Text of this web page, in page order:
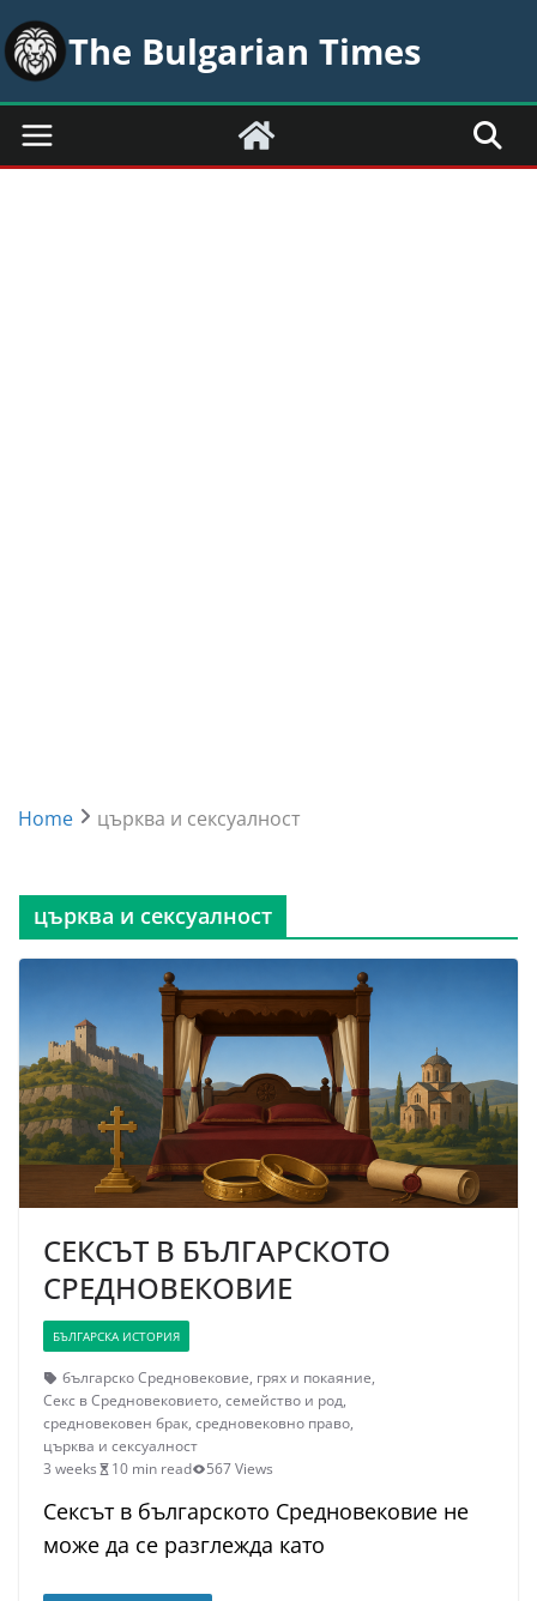
Skip
to
content
The Bulgarian Times
Home църква и сексуалност
църква и сексуалност
СЕКСЪТ В БЪЛГАРСКОТО
СРЕДНОВЕКОВИЕ
БЪЛГАРСКА ИСТОРИЯ
българско Средновековие, грях и покаяние,
Секс в Средновековието, семейство и род,
средновековен брак, средновековно право,
църква и сексуалност
3 weeks
10 min read 567 Views
Сексът в българското Средновековие не
може да се разглежда като